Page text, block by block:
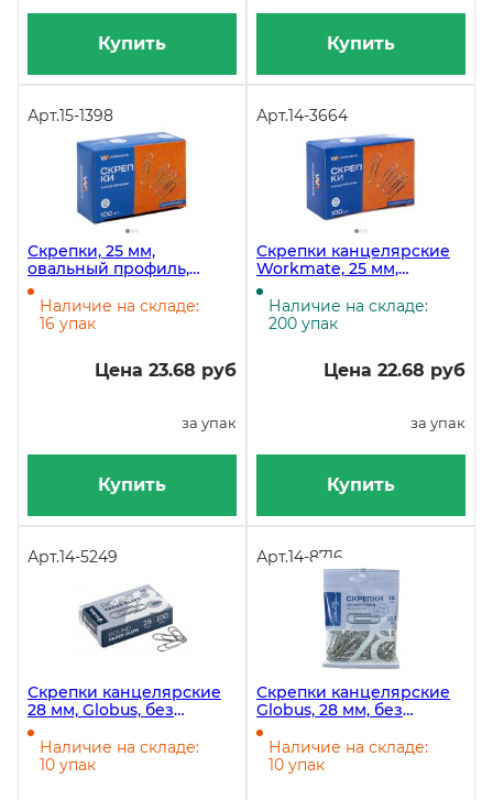
Купить Купить
Арт.15-1398
Скрепки, 25 мм,
овальный профиль,
оцинкованные, 100 штук
Наличие на складе:
16 упак
Цена 23.68 руб
за упак
Купить
Арт.14-3664
Скрепки канцелярские
Workmate, 25 мм,
никелевое покрытие, 100
штук в упаковке
Наличие на складе:
200 упак
Цена 22.68 руб
за упак
Купить
Арт.14-5249
Скрепки канцелярские
28 мм, Globus, без
покрытия, картонная
упаковка, 100 штук
Наличие на складе:
10 упак
Арт.14-8716
Скрепки канцелярские
Globus, 28 мм, без
покрытия, 100 штук в
пакете с европодвесом
флоу-пак
Наличие на складе:
10 упак